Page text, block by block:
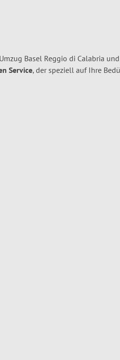
Basel Reggio di Calabria
Service, der speziell auf Ihre